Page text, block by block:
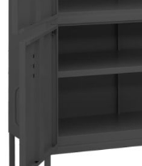
стабилен.
регулируеми
Рафтовете
да държите
мултимедийни
Материал: